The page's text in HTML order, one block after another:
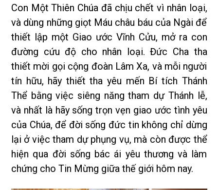
Con Một Thiên Chúa đã chịu chết vì nhân loại,
và dùng những giọt Máu châu báu của Ngài để
thiết lập một Giao ước Vĩnh Cửu, mở ra con
đường cứu độ cho nhân loại. Đức Cha tha
thiết mời gọi cộng đoàn Lâm Xa, và mỗi người
tín hữu, hãy thiết tha yêu mến Bí tích Thánh
Thể bằng việc siêng năng tham dự Thánh lễ,
và nhất là hãy sống trọn vẹn giao ước tình yêu
của Chúa, để đời sống đức tin không chỉ dừng
lại ở việc tham dự phụng vụ, mà còn được thể
hiện qua đời sống bác ái yêu thương và làm
chứng cho Tin Mừng giữa thế giới hôm nay.